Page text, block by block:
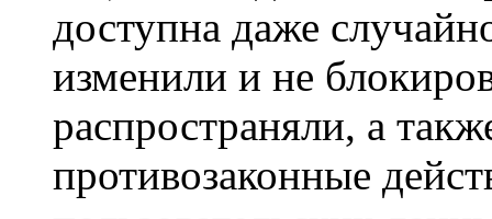
доступна даже
изменили и не
распространяли, а
противозаконные